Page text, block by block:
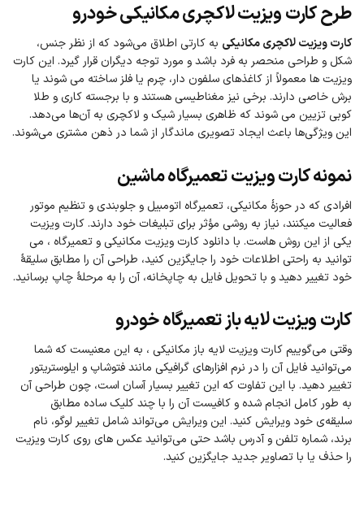
طرح کارت ویزیت لاکچری مکانیکی خودرو
کارت ویزیت لاکچری مکانیکی به کارتی اطلاق می‌شود که از نظر جنس،
شکل و طراحی منحصر به‌ فرد باشد و مورد توجه دیگران قرار گیرد. این کارت‌
ویزیت‌ ها معمولاً از کاغذهای سلفون دار، چرم یا فلز ساخته می‌ شوند یا
برش خاصی دارند. برخی نیز مغناطیسی هستند و با برجسته‌ کاری و طلا
کوبی تزیین می‌ شوند که ظاهری بسیار شیک و لاکچری به آن‌ها می‌دهد.
این ویژگی‌ها باعث ایجاد تصویری ماندگار از شما در ذهن مشتری می‌شوند.
نمونه کارت ویزیت تعمیرگاه ماشین
افرادی که در حوزهٔ مکانیکی، تعمیرگاه اتومبیل و جلوبندی و تنظیم موتور
فعالیت میکنند، نیاز به روشی مؤثر برای تبلیغات خود دارند. کارت ویزیت
یکی از این روش هاست. با دانلود کارت ویزیت مکانیکی و تعمیرگاه ، می‌
توانید به‌ راحتی اطلاعات خود را جایگزین کنید، طراحی آن را مطابق سلیقهٔ
خود تغییر دهید و با تحویل فایل به چاپخانه، آن را به مرحلهٔ چاپ برسانید.
کارت ویزیت لایه باز تعمیرگاه خودرو
وقتی می‌گوییم کارت ویزیت لایه‌ باز مکانیکی ، به این معنیست که شما
می‌توانید فایل آن را در نرم‌ افزارهای گرافیکی مانند فتوشاپ و ایلوستریتور
تغییر دهید. با این تفاوت که این تغییر بسیار آسان است، چون طراحی آن
به‌ طور کامل انجام شده و کافیست آن را با چند کلیک ساده مطابق
سلیقه‌ی خود ویرایش کنید. این ویرایش می‌تواند شامل تغییر لوگو، نام
برند، شماره تلفن و آدرس باشد حتی می‌توانید عکس‌ های روی کارت ویزیت
را حذف یا با تصاویر جدید جایگزین کنید.